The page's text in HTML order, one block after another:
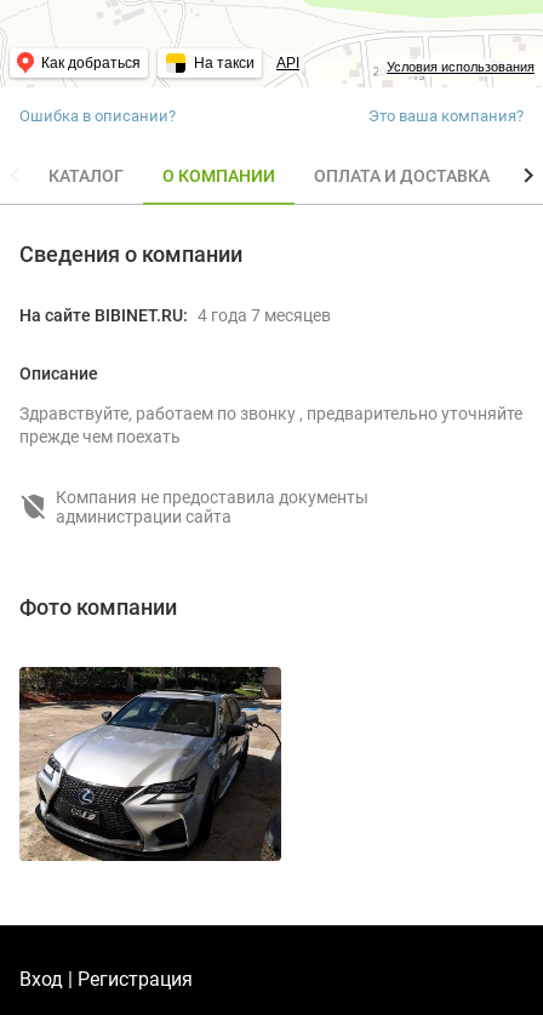
Условия использования
Как добраться На такси API
Ошибка в описании? Это ваша компания?
КАТАЛОГ О КОМПАНИИ ОПЛАТА И ДОСТАВКА
Сведения о компании
На сайте BIBINET.RU: 4 года 7 месяцев
Описание
Здравствуйте, работаем по звонку , предварительно уточняйте
прежде чем поехать
Компания не предоставила документы
администрации сайта
Фото компании
Вход | Регистрация